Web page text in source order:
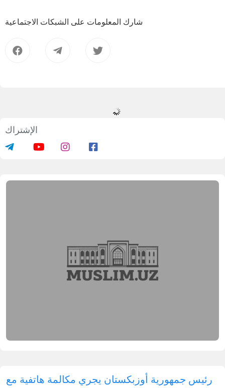
شارك المعلومات على الشبكات الاجتماعية
الإشتراك
رئيس جمهورية أوزبكستان يجري مكالمة هاتفية مع